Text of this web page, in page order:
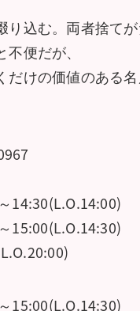
込む。両者捨てが
便だが、
だけの価値のある
14:30(L.O.14:00)
15:00(L.O.14:30)
15:00(L.O.14:30)